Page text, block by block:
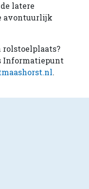
latere
avontuurlijk
Informatiepunt
.